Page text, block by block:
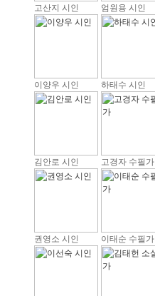
고산지 시인 엄원용 시인
이양우 시인 하태수 시인
김안로 시인 고경자 수필가
권영소 시인 이태순 수필가